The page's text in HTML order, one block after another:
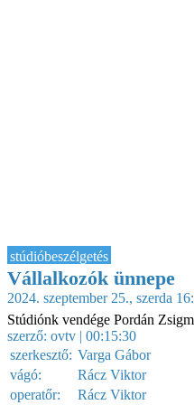
stúdióbeszélgetés
Vállalkozók ünnepe
2024. szeptember 25., szerda
Stúdiónk vendége Pordán
szerző: ovtv | 00:15:30
szerkesztő: Varga Gábor
vágó:
Rácz Viktor
operatőr:
Rácz Viktor